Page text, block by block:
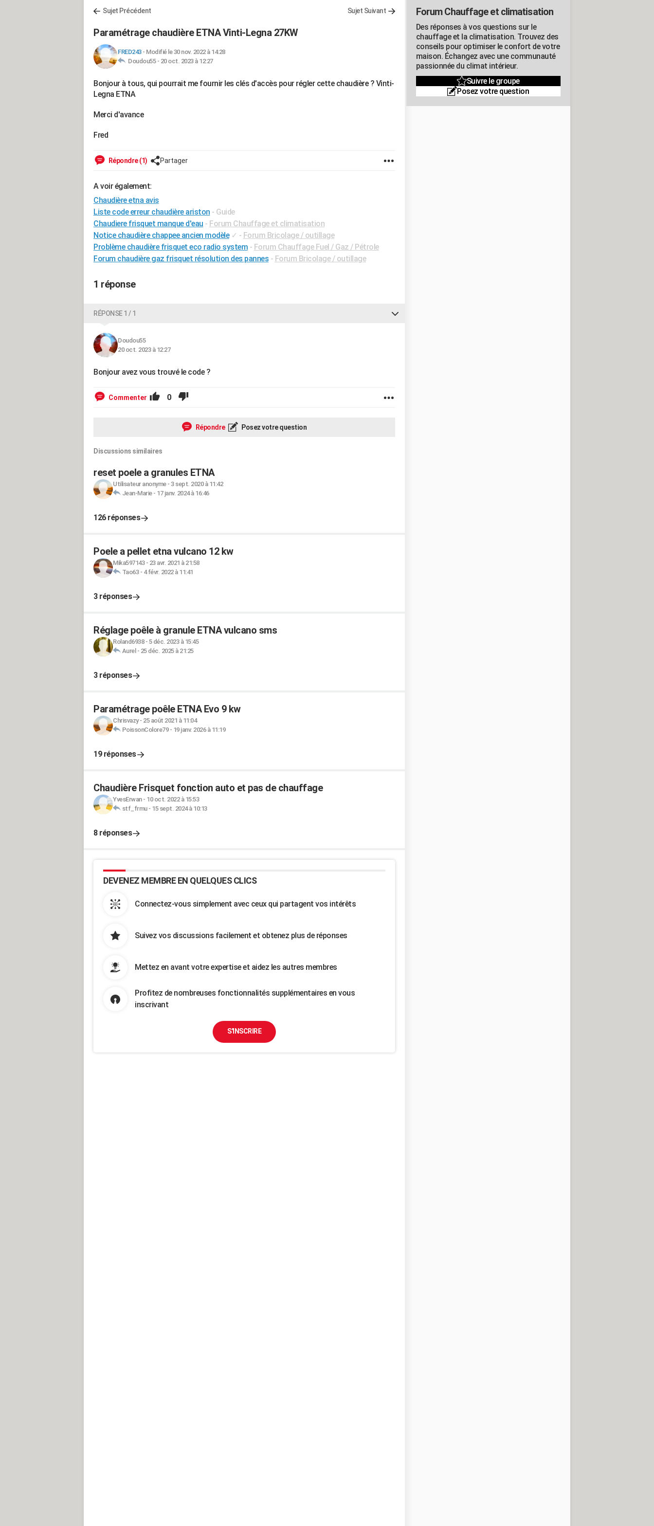
Sujet Précédent Sujet Suivant
Paramétrage chaudière ETNA Vinti-Legna 27KW
FRED243- Modifié le 30 nov. 2022 à 14:28
Doudou55 - 20 oct. 2023 à 12:27
Bonjour à tous, qui pourrait me fournir les clés d'accès pour régler cette chaudière ? Vinti-
Legna ETNA
Merci d'avance
Fred
Répondre (1) Partager
A voir également:
Chaudière etna avis
Liste code erreur chaudière ariston - Guide
Chaudiere frisquet manque d'eau - Forum Chauffage et climatisation
Notice chaudière chappee ancien modèle ✓ - Forum Bricolage / outillage
Problème chaudière frisquet eco radio system - Forum Chauffage Fuel / Gaz / Pétrole
Forum chaudière gaz frisquet résolution des pannes - Forum Bricolage / outillage
1 réponse
RÉPONSE 1 / 1
Doudou55
20 oct. 2023 à 12:27
Bonjour avez vous trouvé le code ?
Commenter 0
Répondre Posez votre question
Discussions similaires
reset poele a granules ETNA
Utilisateur anonyme- 3 sept. 2020 à 11:42
Jean-Marie- 17 janv. 2024 à 16:46
126 réponses
Poele a pellet etna vulcano 12 kw
Mika597143- 23 avr. 2021 à 21:58
Tao63- 4 févr. 2022 à 11:41
3 réponses
Réglage poêle à granule ETNA vulcano sms
Roland6938- 5 déc. 2023 à 15:45
Aurel - 25 déc. 2025 à 21:25
3 réponses
Paramétrage poêle ETNA Evo 9 kw
Chrisvazy- 25 août 2021 à 11:04
PoissonColore79- 19 janv. 2026 à 11:19
19 réponses
Chaudière Frisquet fonction auto et pas de chauffage
YvesErwan- 10 oct. 2022 à 15:53
stf_frmu- 15 sept. 2024 à 10:13
8 réponses
DEVENEZ MEMBRE EN QUELQUES CLICS
Connectez-vous simplement avec ceux qui partagent vos intérêts
Suivez vos discussions facilement et obtenez plus de réponses
Mettez en avant votre expertise et aidez les autres membres
Profitez de nombreuses fonctionnalités supplémentaires en vous
inscrivant
S'INSCRIRE
Forum Chauffage et climatisation
Des réponses à vos questions sur le
chauffage et la climatisation. Trouvez des
conseils pour optimiser le confort de votre
maison. Échangez avec une communauté
passionnée du climat intérieur.
Suivre le groupe
Posez votre question